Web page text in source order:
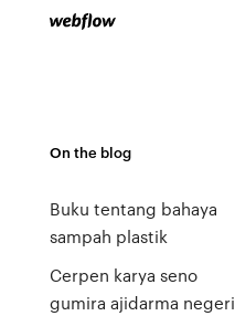
On the blog
Buku tentang bahaya
sampah plastik
Cerpen karya seno
gumira ajidarma negeri